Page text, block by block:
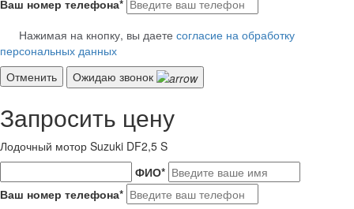
Ваш номер телефона*
Нажимая на кнопку, вы даете согласие на обработку
персональных данных
Отменить
Ожидаю звонок
Запросить цену
Лодочный мотор Suzuki DF2,5 S
ФИО*
Ваш номер телефона*